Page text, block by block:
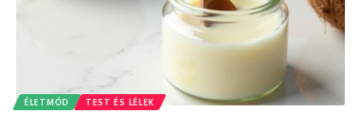
ÉLETMÓD TEST ÉS LÉLEK